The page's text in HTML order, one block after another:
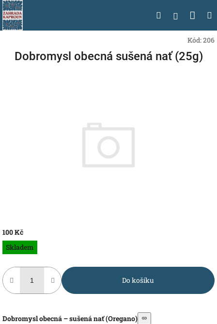
Přejít
na
obsah
Hledat
Kód:206
Dobromysl obecná sušená nať (25g)
100 Kč
Měrná
cena:
Skladem
Do košíku
Dobromysl obecná – sušená nať (Oregano)